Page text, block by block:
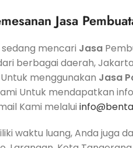
Jasa
mencari Jasa
berbagai daerah,
menggunakan Jasa
Untuk mendapatkan
Kami melalui
waktu luang, Anda juga